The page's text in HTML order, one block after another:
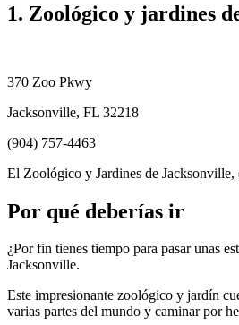
1. Zoológico y jardines
370 Zoo Pkwy
Jacksonville, FL 32218
(904) 757-4463
El Zoológico y Jardines de Jacksonville,
Por qué deberías ir
¿Por fin tienes tiempo para pasar unas
Jacksonville.
Este impresionante zoológico y jardín
varias partes del mundo y caminar por